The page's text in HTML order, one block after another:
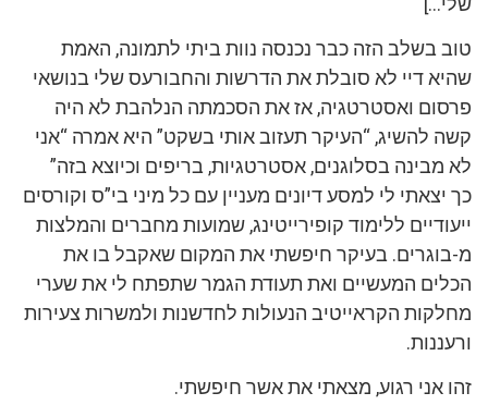
טוב בשלב הזה כבר נכנסה נוות ביתי לתמונה, האמת
שהיא דיי לא סובלת את הדרשות והחבורעס שלי בנושאי
פרסום ואסטרטגיה, אז את הסכמתה הנלהבת לא היה
קשה להשיג, “העיקר תעזוב אותי בשקט” היא אמרה “אני
לא מבינה בסלוגנים, אסטרטגיות, בריפים וכיוצא בזה”
כך יצאתי לי למסע דיונים מעניין עם כל מיני בי”ס וקורסים
ייעודיים ללימוד קופירייטינג, שמועות מחברים והמלצות
מ-בוגרים. בעיקר חיפשתי את המקום שאקבל בו את
הכלים המעשיים ואת תעודת הגמר שתפתח לי את שערי
מחלקות הקראייטיב הנעולות לחדשנות ולמשרות צעירות
ורעננות.
זהו אני רגוע, מצאתי את אשר חיפשתי.